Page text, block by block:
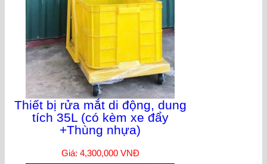
Thiết bị rửa mắt di động, dung
tích 35L (có kèm xe đẩy
+Thùng nhựa)
Giá: 4,300,000 VNĐ